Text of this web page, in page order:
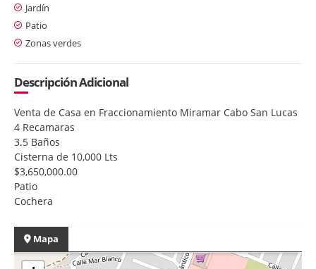
Jardín
Patio
Zonas verdes
Descripción Adicional
Venta de Casa en Fraccionamiento Miramar Cabo San Lucas
4 Recamaras
3.5 Baños
Cisterna de 10,000 Lts
$3,650,000.00
Patio
Cochera
Mapa